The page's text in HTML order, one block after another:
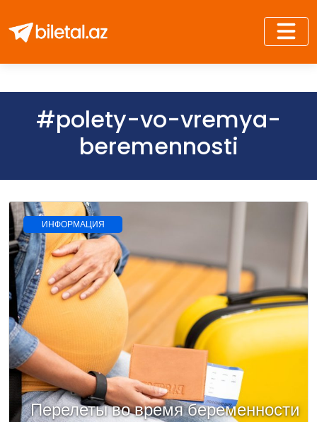
#polety-vo-vremya-
beremennosti
ИНФОРМАЦИЯ
Перелеты во время беременности